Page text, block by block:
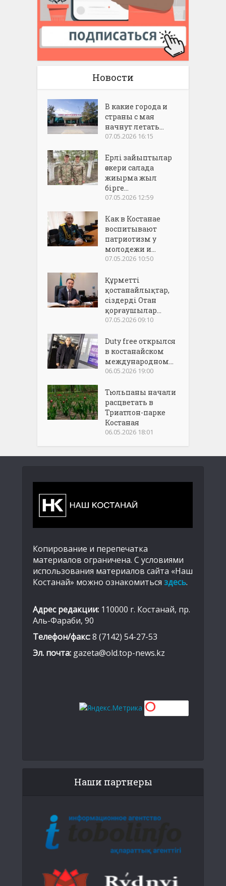
Новости
В какие города и
страны с мая
начнут летать...
07.05.2026 16:15
Ерлі зайыптылар
әскери салада
жиырма жыл
бірге...
07.05.2026 12:59
Как в Костанае
воспитывают
патриотизм у
молодежи и...
07.05.2026 10:50
Құрметті
қостанайлықтар,
сіздерді Отан
қорғаушылар...
07.05.2026 09:10
Duty free открылся
в костанайском
международном...
06.05.2026 19:00
Тюльпаны начали
расцветать в
Триатлон-парке
Костаная
06.05.2026 18:01
Копирование и перепечатка
материалов ограничена. С условиями
использования материалов сайта «Наш
Костанай» можно ознакомиться здесь.
Адрес редакции: 110000 г. Костанай, пр.
Аль-Фараби, 90
Телефон/факс:8 (7142) 54-27-53
Эл. почта: gazeta@old.top-news.kz
Наши партнеры